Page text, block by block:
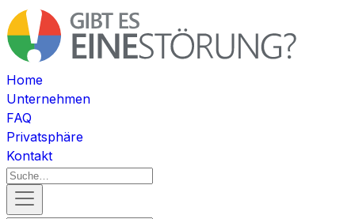
Home
Unternehmen
FAQ
Privatsphäre
Kontakt